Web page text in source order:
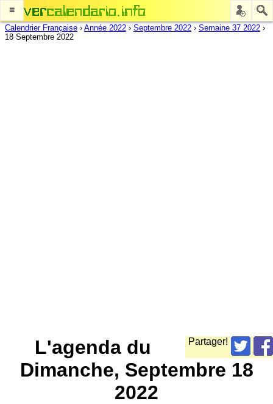
≡
Calendrier Française › Année 2022 › Septembre 2022 › Semaine 37 2022 ›
18 Septembre 2022
Partager!
L'agenda du
Dimanche, Septembre 18
2022